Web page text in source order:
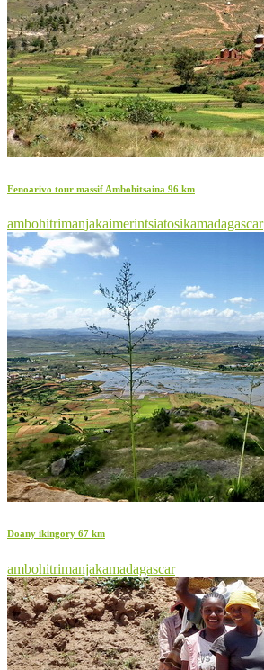
Fenoarivo tour massif Ambohitsaina 96 km
ambohitrimanjakaimerintsiatosikamadagascar
Doany ikingory 67 km
ambohitrimanjakamadagascar